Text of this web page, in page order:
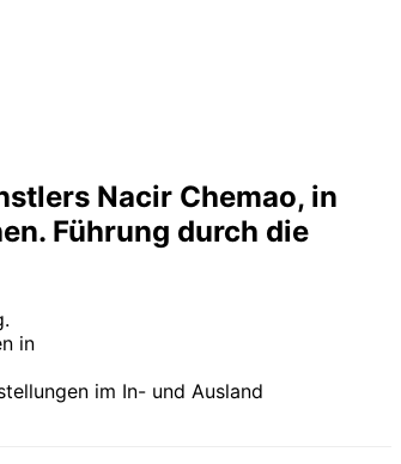
Nacir Chemao, in
Führung durch die
in
im In- und Ausland